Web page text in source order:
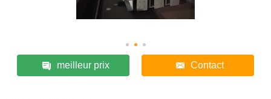
meilleur prix Contact